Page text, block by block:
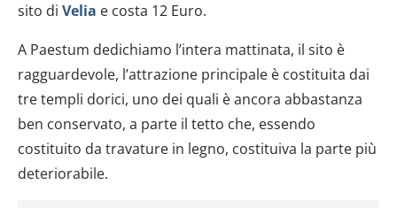
sito di Velia e costa 12 Euro.
A Paestum dedichiamo l’intera mattinata, il sito è
ragguardevole, l’attrazione principale è costituita dai
tre templi dorici, uno dei quali è ancora abbastanza
ben conservato, a parte il tetto che, essendo
costituito da travature in legno, costituiva la parte più
deteriorabile.